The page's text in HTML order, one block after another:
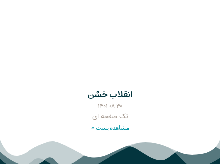
انقلاب خشن
۱۴۰۱-۰۸-۳۰
تک صفحه ای
مشاهده پست »